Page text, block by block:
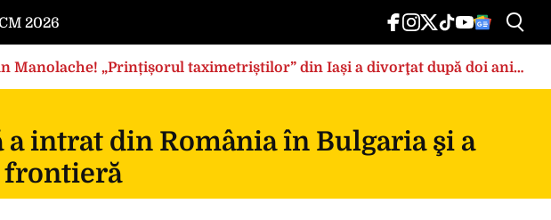
2026
Manolache! „Prințișorul taximetriștilor” din Iași a divorţat după doi ani
intrat din România în Bulgaria şi a
frontieră